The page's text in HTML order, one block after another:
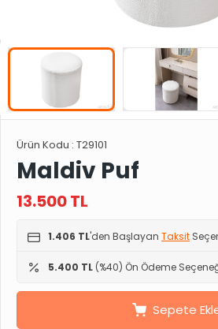
Ürün Kodu : T29101
Maldiv Puf
13.500TL
1.406 TL'den Başlayan Taksit
5.400 TL (%40) Ön Ödeme
Sepete